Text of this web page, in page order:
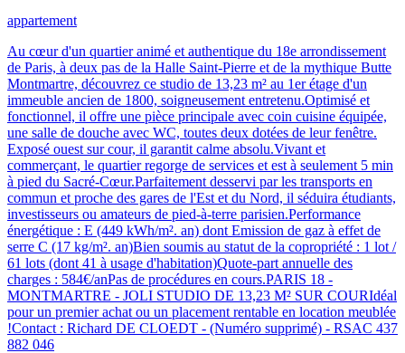
appartement
Au cœur d'un quartier animé et authentique du 18e arrondissement
de Paris, à deux pas de la Halle Saint-Pierre et de la mythique Butte
Montmartre, découvrez ce studio de 13,23 m² au 1er étage d'un
immeuble ancien de 1800, soigneusement entretenu.Optimisé et
fonctionnel, il offre une pièce principale avec coin cuisine équipée,
une salle de douche avec WC, toutes deux dotées de leur fenêtre.
Exposé ouest sur cour, il garantit calme absolu.Vivant et
commerçant, le quartier regorge de services et est à seulement 5 min
à pied du Sacré-Cœur.Parfaitement desservi par les transports en
commun et proche des gares de l'Est et du Nord, il séduira étudiants,
investisseurs ou amateurs de pied-à-terre parisien.Performance
énergétique : E (449 kWh/m². an) dont Emission de gaz à effet de
serre C (17 kg/m². an)Bien soumis au statut de la copropriété : 1 lot /
61 lots (dont 41 à usage d'habitation)Quote-part annuelle des
charges : 584€/anPas de procédures en cours.PARIS 18 -
MONTMARTRE - JOLI STUDIO DE 13,23 M² SUR COURIdéal
pour un premier achat ou un placement rentable en location meublée
!Contact : Richard DE CLOEDT - (Numéro supprimé) - RSAC 437
882 046